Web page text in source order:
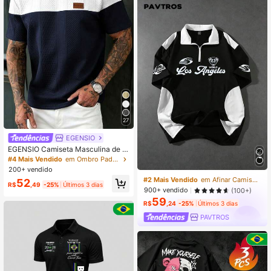
27
EGENSIO
EGENSIO Camiseta Masculina de M
anga Curta com Blocos de Cor para
Uso Diário, Férias
#4 Mais Vendido
em Ombro Padrão Camisetas masculinas
200+ vendido
R$52 ,49 -25% Últimos 3 dias
ada para Passeios, Deslocamento,
#2 Mais Vendido
em Afinar Camisas Polo Masculinas
900+ vendido
(100+)
R$59 ,24 -25% Últimos 3 dias
PAVTROS